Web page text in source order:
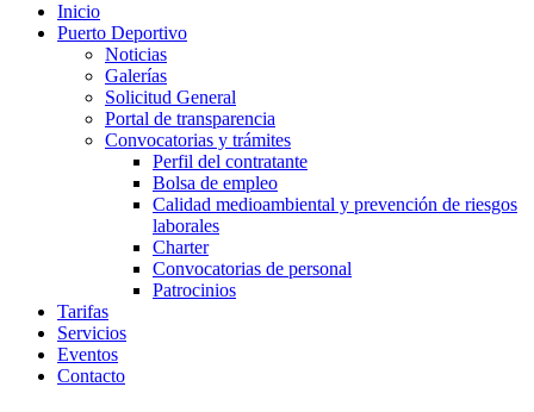
Inicio
Puerto Deportivo
Noticias
Galerías
Solicitud General
Portal de transparencia
Convocatorias y trámites
Perfil del contratante
Bolsa de empleo
Calidad medioambiental y prevención de riesgos
laborales
Charter
Convocatorias de personal
Patrocinios
Tarifas
Servicios
Eventos
Contacto